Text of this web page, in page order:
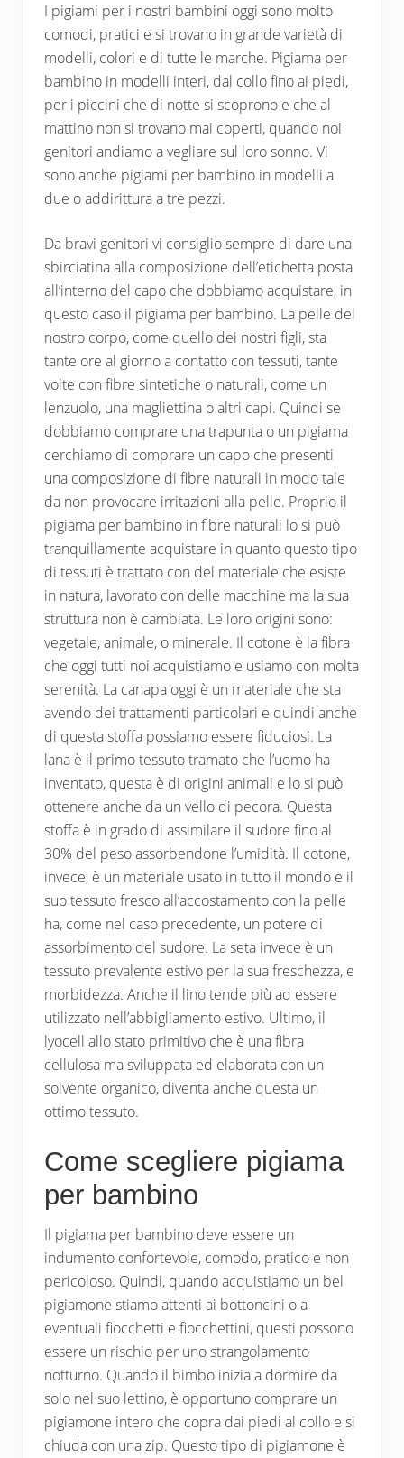
I pigiami per i nostri bambini oggi sono molto
comodi, pratici e si trovano in grande varietà di
modelli, colori e di tutte le marche. Pigiama per
bambino in modelli interi, dal collo fino ai piedi,
per i piccini che di notte si scoprono e che al
mattino non si trovano mai coperti, quando noi
genitori andiamo a vegliare sul loro sonno. Vi
sono anche pigiami per bambino in modelli a
due o addirittura a tre pezzi.
Da bravi genitori vi consiglio sempre di dare una
sbirciatina alla composizione dell’etichetta posta
all’interno del capo che dobbiamo acquistare, in
questo caso il pigiama per bambino. La pelle del
nostro corpo, come quello dei nostri figli, sta
tante ore al giorno a contatto con tessuti, tante
volte con fibre sintetiche o naturali, come un
lenzuolo, una magliettina o altri capi. Quindi se
dobbiamo comprare una trapunta o un pigiama
cerchiamo di comprare un capo che presenti
una composizione di fibre naturali in modo tale
da non provocare irritazioni alla pelle. Proprio il
pigiama per bambino in fibre naturali lo si può
tranquillamente acquistare in quanto questo tipo
di tessuti è trattato con del materiale che esiste
in natura, lavorato con delle macchine ma la sua
struttura non è cambiata. Le loro origini sono:
vegetale, animale, o minerale. Il cotone è la fibra
che oggi tutti noi acquistiamo e usiamo con molta
serenità. La canapa oggi è un materiale che sta
avendo dei trattamenti particolari e quindi anche
di questa stoffa possiamo essere fiduciosi. La
lana è il primo tessuto tramato che l’uomo ha
inventato, questa è di origini animali e lo si può
ottenere anche da un vello di pecora. Questa
stoffa è in grado di assimilare il sudore fino al
30% del peso assorbendone l’umidità. Il cotone,
invece, è un materiale usato in tutto il mondo e il
suo tessuto fresco all’accostamento con la pelle
ha, come nel caso precedente, un potere di
assorbimento del sudore. La seta invece è un
tessuto prevalente estivo per la sua freschezza, e
morbidezza. Anche il lino tende più ad essere
utilizzato nell’abbigliamento estivo. Ultimo, il
lyocell allo stato primitivo che è una fibra
cellulosa ma sviluppata ed elaborata con un
solvente organico, diventa anche questa un
ottimo tessuto.
Come scegliere pigiama
per bambino
Il pigiama per bambino deve essere un
indumento confortevole, comodo, pratico e non
pericoloso. Quindi, quando acquistiamo un bel
pigiamone stiamo attenti ai bottoncini o a
eventuali fiocchetti e fiocchettini, questi possono
essere un rischio per uno strangolamento
notturno. Quando il bimbo inizia a dormire da
solo nel suo lettino, è opportuno comprare un
pigiamone intero che copra dai piedi al collo e si
chiuda con una zip. Questo tipo di pigiamone è